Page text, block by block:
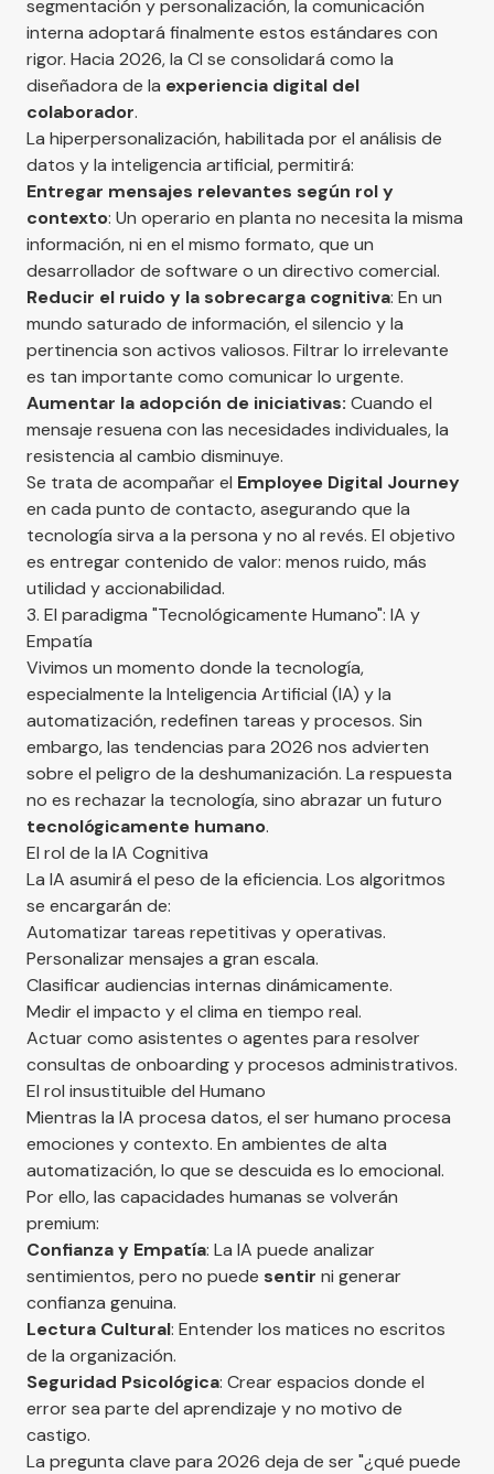
segmentación y personalización, la comunicación
interna adoptará finalmente estos estándares con
rigor. Hacia 2026, la CI se consolidará como la
diseñadora de la experiencia digital del
colaborador.
La hiperpersonalización, habilitada por el análisis de
datos y la inteligencia artificial, permitirá:
Entregar mensajes relevantes según rol y
contexto: Un operario en planta no necesita la misma
información, ni en el mismo formato, que un
desarrollador de software o un directivo comercial.
Reducir el ruido y la sobrecarga cognitiva: En un
mundo saturado de información, el silencio y la
pertinencia son activos valiosos. Filtrar lo irrelevante
es tan importante como comunicar lo urgente.
Aumentar la adopción de iniciativas: Cuando el
mensaje resuena con las necesidades individuales, la
resistencia al cambio disminuye.
Se trata de acompañar el Employee Digital Journey
en cada punto de contacto, asegurando que la
tecnología sirva a la persona y no al revés. El objetivo
es entregar contenido de valor: menos ruido, más
utilidad y accionabilidad.
3. El paradigma "Tecnológicamente Humano": IA y
Empatía
Vivimos un momento donde la tecnología,
especialmente la Inteligencia Artificial (IA) y la
automatización, redefinen tareas y procesos. Sin
embargo, las tendencias para 2026 nos advierten
sobre el peligro de la deshumanización. La respuesta
no es rechazar la tecnología, sino abrazar un futuro
tecnológicamente humano.
El rol de la IA Cognitiva
La IA asumirá el peso de la eficiencia. Los algoritmos
se encargarán de:
Automatizar tareas repetitivas y operativas.
Personalizar mensajes a gran escala.
Clasificar audiencias internas dinámicamente.
Medir el impacto y el clima en tiempo real.
Actuar como asistentes o agentes para resolver
consultas de onboarding y procesos administrativos.
El rol insustituible del Humano
Mientras la IA procesa datos, el ser humano procesa
emociones y contexto. En ambientes de alta
automatización, lo que se descuida es lo emocional.
Por ello, las capacidades humanas se volverán
premium:
Confianza y Empatía: La IA puede analizar
sentimientos, pero no puede sentir ni generar
confianza genuina.
Lectura Cultural: Entender los matices no escritos
de la organización.
Seguridad Psicológica: Crear espacios donde el
error sea parte del aprendizaje y no motivo de
castigo.
La pregunta clave para 2026 deja de ser "¿qué puede